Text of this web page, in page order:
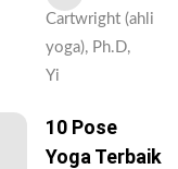
Cartwright (ahli
yoga), Ph.D,
Yi
10 Pose
Yoga Terbaik